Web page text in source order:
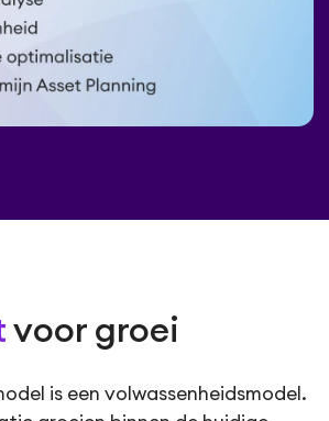
voor groei
is een volwassenheidsmodel.